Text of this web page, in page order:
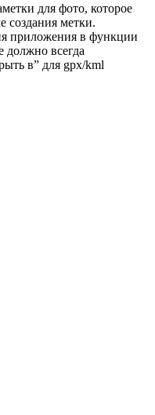
для фото, которое
создания метки.
приложения в функции
должно всегда
в” для gpx/kml